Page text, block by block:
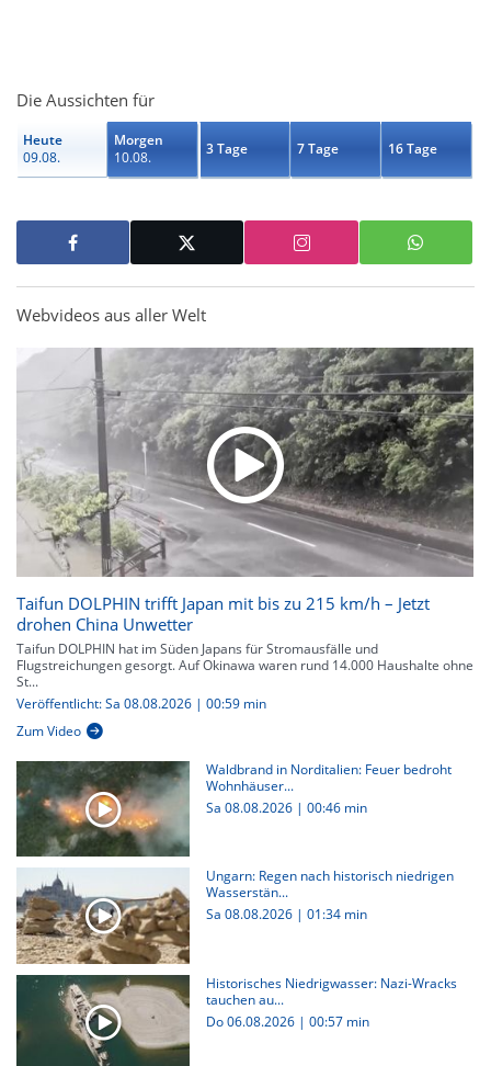
Die Aussichten für
Heute
09.08.
Morgen
10.08.
3 Tage 7 Tage 16 Tage
Webvideos aus aller Welt
Taifun DOLPHIN trifft Japan mit bis zu 215 km/h – Jetzt
drohen China Unwetter
Taifun DOLPHIN hat im Süden Japans für Stromausfälle und
Flugstreichungen gesorgt. Auf Okinawa waren rund 14.000 Haushalte ohne
St...
Veröffentlicht: Sa 08.08.2026 | 00:59 min
Zum Video
Waldbrand in Norditalien: Feuer bedroht
Wohnhäuser...
Sa 08.08.2026 | 00:46 min
Ungarn: Regen nach historisch niedrigen
Wasserstän...
Sa 08.08.2026 | 01:34 min
Historisches Niedrigwasser: Nazi-Wracks
tauchen au...
Do 06.08.2026 | 00:57 min